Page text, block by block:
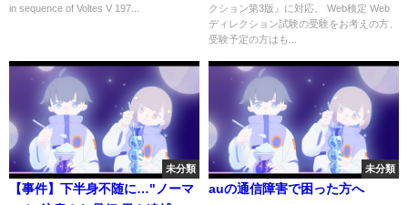
in sequence of Voltes V 197...
第3回】
クション第3版』に対応。 Web検定 Web
ディレクション試験の受験をお考えの方、
受験予定の方はも...
未分類
【事件】下半身不随に…"ノーマ
未分類
auの通信障害で困った方へ